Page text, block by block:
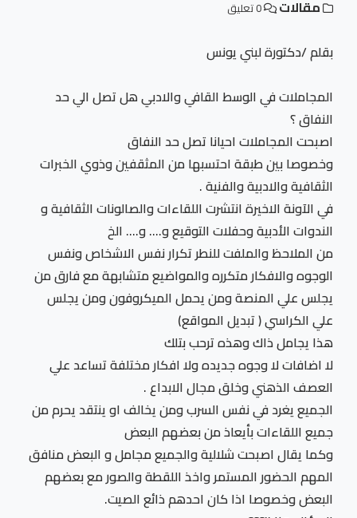
مقالات
بقلم /دكتورة لبني يونس
المجاملات في الوسط القافي والادبي هل تصل الي حد
النفاق ؟
اصبحت المجاملات احيانا تصل حد النفاق
وخصوصا بين طبقة احتسبها من المثقفين وذوي الخبرات
الثقافية والادبية والفنية .
في الآونة الاخيرة انتشرت اللقاءات والصالونات الثقافية و
الندوات الأدبية وحفلات التوقيع و…. و…. الخ
من الملاحظ والملفت للنطر تكرار نفس الاشخاص ونفس
الوجوه والافكار متكرره والمواضيع متشابهة مع فارق من
يجلس علي المنصة ومن يحمل الميكروفون ومن يجلس
علي الكراسي ( تبديل المواقع)
هذا يجامل ذاك وهذه ترحب بتلك
لا اضافات لا وجوه جديده ولا افكار مختلفة تساعد علي
العصف الذهني وخلق مجال الابداع .
الجميع يغرد في نفس السرب ومن يخالف او ينتقد يحرم من
جميع اللقاءات بأيعاذ من بعضهم البعض
وكما يقال اصبحت شلالية والجميع مجامل و البعض منافق
المهم الحضور المستمر واخذ اللقطة والصور مع بعضهم
البعض وخصوصا اذا كان احدهم ذائع الصيت.